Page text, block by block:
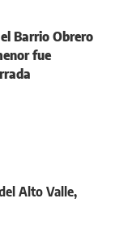
Barrio Obrero
fue
Alto Valle,